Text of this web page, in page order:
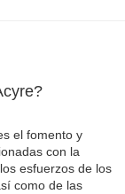
el fomento y
con la
esfuerzos de los
como de las